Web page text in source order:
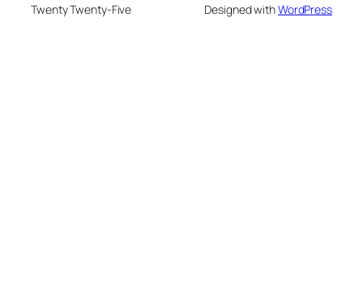
Twenty Twenty-Five Designed withWordPress